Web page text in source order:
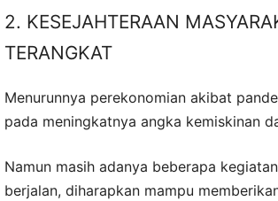
2. KESEJAHTERAAN
TERANGKAT
Menurunnya perekonomian akibat
pada meningkatnya angka kemiskinan
Namun masih adanya beberapa
berjalan, diharapkan mampu